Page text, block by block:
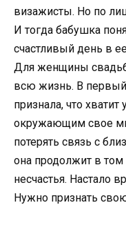
визажисты. Но по
И тогда бабушка
счастливый день в
Для женщины
всю жизнь. В
признала, что
окружающим свое
потерять связь с
она продолжит в
несчастья. Настало
Нужно признать